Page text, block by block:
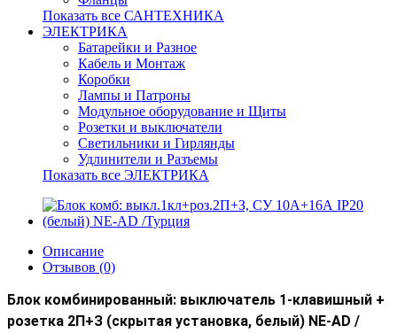
Показать все САНТЕХНИКА
ЭЛЕКТРИКА
Батарейки и Разное
Кабель и Монтаж
Коробки
Лампы и Патроны
Модульное оборудование и Щиты
Розетки и выключатели
Светильники и Гирлянды
Удлинители и Разъемы
Показать все ЭЛЕКТРИКА
Описание
Отзывов (0)
Блок комбинированный: выключатель 1-клавишный +
розетка 2П+З (скрытая установка, белый) NE-AD /